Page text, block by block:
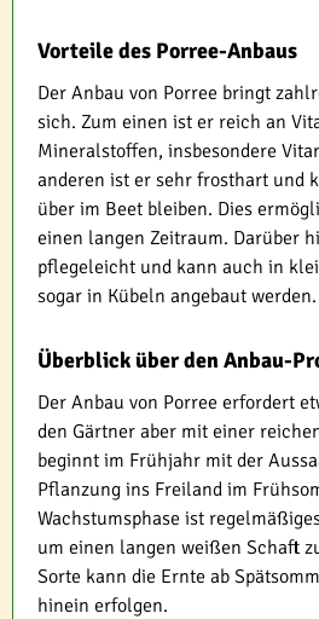
Vorteile des Porree-Anbaus
Der Anbau von Porree bringt
sich. Zum einen ist er reich an
Mineralstoffen, insbesondere
anderen ist er sehr frosthart und
über im Beet bleiben. Dies
einen langen Zeitraum. Darüber
pflegeleicht und kann auch in
sogar in Kübeln angebaut werden.
Überblick über den Anbau-
Der Anbau von Porree erfordert
den Gärtner aber mit einer
beginnt im Frühjahr mit der
Pflanzung ins Freiland im
Wachstumsphase ist
um einen langen weißen Schaft
Sorte kann die Ernte ab
hinein erfolgen.